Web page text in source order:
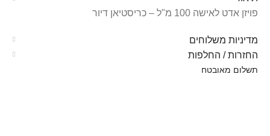
פויזן אדט לאישה 100 מ"ל – כריסטיאן דיור
מדיניות משלוחים
החזרות / החלפות
תשלום מאובטח